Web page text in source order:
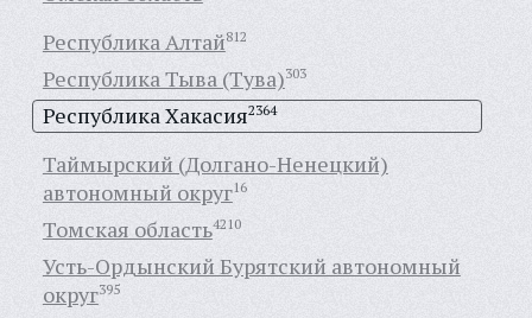
Республика Алтай812
Республика Тыва (Тува)303
Республика Хакасия2364
Таймырский (Долгано-Ненецкий)
автономный округ16
Томская область4210
Усть-Ордынский Бурятский автономный
округ395